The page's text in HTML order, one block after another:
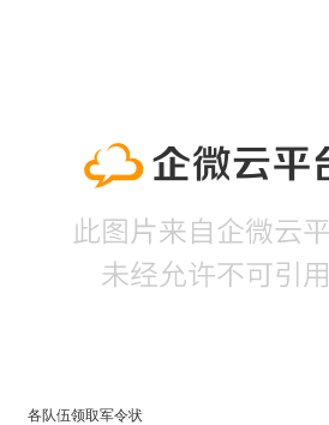
各队伍领取军令状